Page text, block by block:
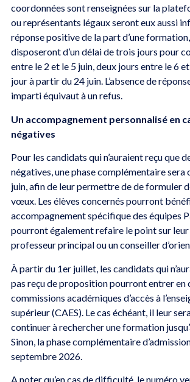
coordonnées sont renseignées sur la
ou représentants légaux seront eux aussi
réponse positive de la part d’une
disposeront d’un délai de trois jours pour
entre le 2 et le 5 juin, deux jours entre le 6
jour à partir du 24 juin. L’absence de
imparti équivaut à un refus.
Un accompagnement personnalisé en
négatives
Pour les candidats qui n’auraient reçu que
négatives, une phase complémentaire sera
juin, afin de leur permettre de de formuler
vœux. Les élèves concernés pourront
accompagnement spécifique des équipes
pourront également refaire le point sur
professeur principal ou un conseiller
À partir du 1er juillet, les candidats qui
pas reçu de proposition pourront entrer en
commissions académiques d’accès à
supérieur (CAES). Le cas échéant, il leur
continuer à rechercher une formation
Sinon, la phase complémentaire
septembre 2026.
A noter qu’en cas de difficulté, le numéro